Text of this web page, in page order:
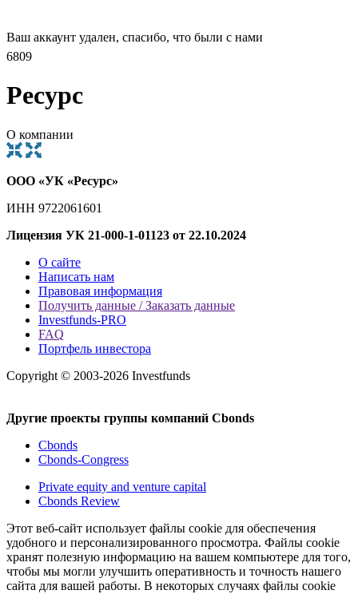
Ваш аккаунт удален, спасибо, что были с нами
6809
Ресурс
О компании
ООО «УК «Ресурс»
ИНН 9722061601
Лицензия УК 21-000-1-01123 от 22.10.2024
О сайте
Написать нам
Правовая информация
Получить данные / Заказать данные
Investfunds-PRO
FAQ
Портфель инвестора
Copyright © 2003-2026 Investfunds
Другие проекты группы компаний Cbonds
Cbonds
Cbonds-Congress
Private equity and venture capital
Cbonds Review
Этот веб-сайт использует файлы cookie для обеспечения
удобного и персонализированного просмотра. Файлы cookie
хранят полезную информацию на вашем компьютере для того,
чтобы мы могли улучшить оперативность и точность нашего
сайта для вашей работы. В некоторых случаях файлы cookie